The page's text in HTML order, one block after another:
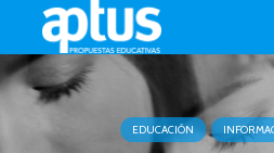
EDUCACIÓN